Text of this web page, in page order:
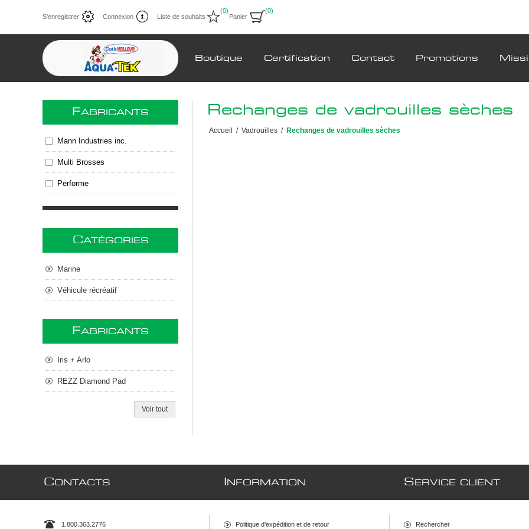
S'enregistrer Connexion Liste de souhaits
(0)
Panier
(0)
Boutique Certification Contact Promotions
Rechanges de vadrouilles sèches
Accueil / Vadrouilles / Rechanges de vadrouilles sèches
FABRICANTS
Mann Industries inc.
Multi Brosses
Performe
CATÉGORIES
Marine
Véhicule récréatif
FABRICANTS
Iris + Arlo
REZZ Diamond Pad
Voir tout
CONTACTS
1.800.363.2776
NFORMATION
Politique d'expédition et de retour
S ERVICE CLIENT
Rechercher